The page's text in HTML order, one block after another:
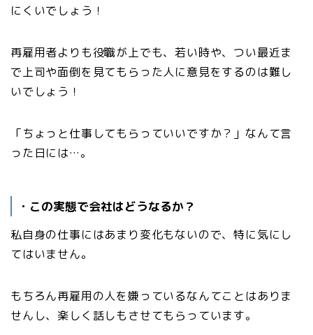
にくいでしょう！
再雇用者よりも役職が上でも、若い時や、つい最近ま
で上司や面倒を見てもらった人に意見をするのは難し
いでしょう！
「ちょっと仕事してもらっていいですか？」なんて言
った日には…。
・この実態で会社はどうなるか？
私自身の仕事にはあまり変化もないので、特に気にし
てはいません。
もちろん再雇用の人を嫌っているなんてことはありま
せんし、楽しく話しもさせてもらっています。